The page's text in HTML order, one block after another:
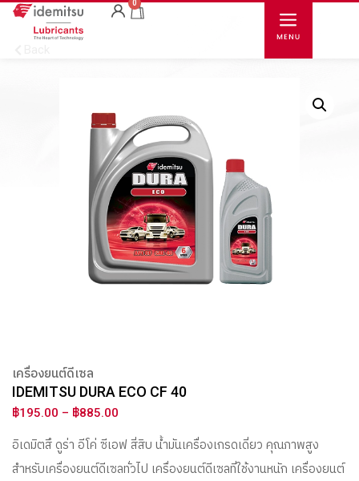
0
เครื่องยนต์ดีเซล
IDEMITSU DURA ECO CF 40
฿195.00 – ฿885.00
อิเดมิตสึ ดูร่า อีโค่ ซีเอฟ สี่สิบ น้ำมันเครื่องเกรดเดี่ยว คุณภาพสูง
สำหรับเครื่องยนต์ดีเซลทั่วไป เครื่องยนต์ดีเซลที่ใช้งานหนัก เครื่องยนต์